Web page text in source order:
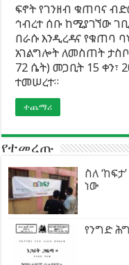
ፍኖት የገንዘብ ቁጠባና
ኅብረተ ሰቡ ከሚያገኘው
በራሱ እንዲረዳና የቁጠባ
አገልግሎት ለመስጠት ታስቦ
72 ሴት) መጋቢት 15 ቀን፣
ተመሠረተ።
ተጨማሪ
የተመረጡ
ስለ
ነው
የንግድ